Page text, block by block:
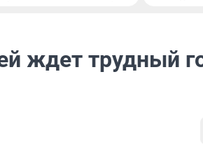
ждет трудный